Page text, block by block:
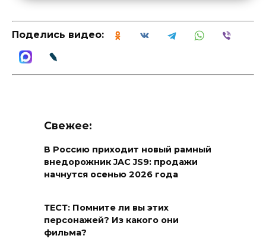
Поделись видео:
Свежее:
В Россию приходит новый рамный
внедорожник JAC JS9: продажи
начнутся осенью 2026 года
ТЕСТ: Помните ли вы этих
персонажей? Из какого они
фильма?